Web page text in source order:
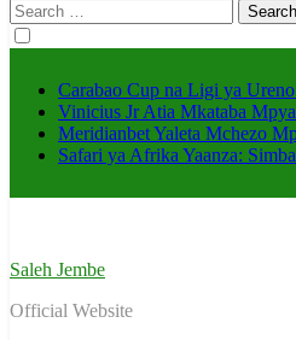
Search
for:
Carabao Cup na Ligi ya
Vinicius Jr Atia Mkataba
Meridianbet Yaleta Mchezo
Safari ya Afrika Yaanza:
Saleh Jembe
Official Website